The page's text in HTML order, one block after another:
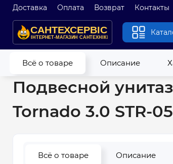
Доставка Оплата Возврат Контакты
Всё о товаре Описание
Главная Унитазы Унитазы подвесные
Подвесной
Tornado 3.0 STR-
Всё о товаре Описание